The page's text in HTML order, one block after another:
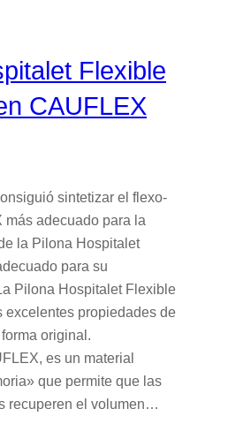
Flexible
CAUFLEX
sintetizar el flexo-
más adecuado para la
la Pilona Hospitalet
para su
Pilona Hospitalet Flexible
excelentes propiedades de
original.
es un material
que permite que las
recuperen el volumen…